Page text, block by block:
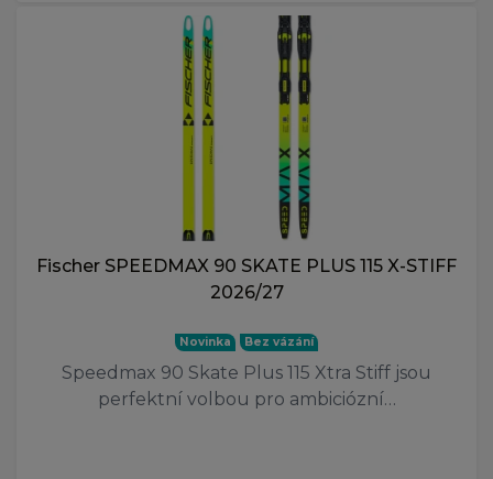
Fischer SPEEDMAX 90 SKATE PLUS 115 X-STIFF
2026/27
Novinka Bez vázání
Speedmax 90 Skate Plus 115 Xtra Stiff jsou
perfektní volbou pro ambiciózní…